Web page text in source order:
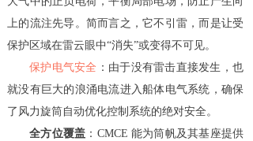
上的流注先导。简而言之，它不引雷，而是让受
保护区域在雷云眼中“消失”或变得不可见。
保护电气安全 ：由于没有雷击直接发生，也
就没有巨大的浪涌电流进入船体电气系统，确保
了风力旋筒自动优化控制系统的绝对安全。
全方位覆盖 ：CMCE 能为筒帆及其基座提供